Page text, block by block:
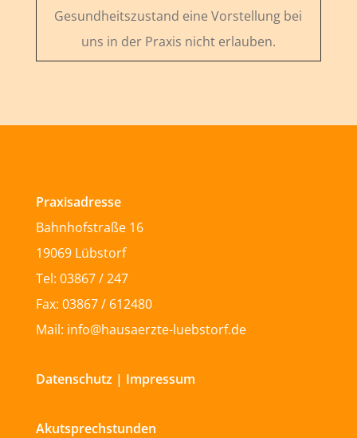
Gesundheitszustand eine Vorstellung bei
uns in der Praxis nicht erlauben.
Praxisadresse
Bahnhofstraße 16
19069 Lübstorf
Tel: 03867 / 247
Fax: 03867 / 612480
Mail: info@hausaerzte-luebstorf.de
Datenschutz | Impressum
Akutsprechstunden